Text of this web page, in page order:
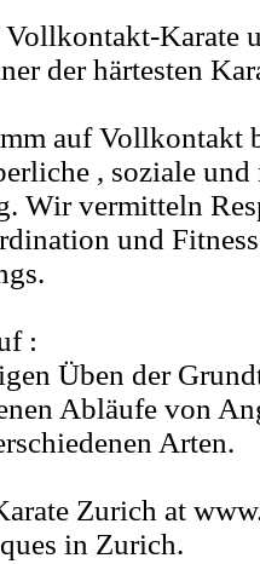
Karate
der härtesten
auf Vollkontakt
, soziale und
Wir vermitteln
und
:
Üben der
Abläufe von
Arten.
Zurich at
in Zurich.